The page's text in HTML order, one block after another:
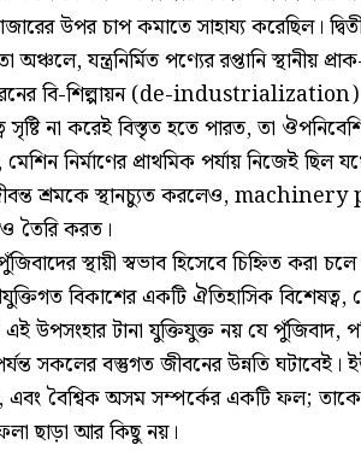
উপর চাপ কমাতে সাহায্য করেছিল।
যন্ত্রনির্মিত পণ্যের রপ্তানি স্থানীয়
বি-শিল্পায়ন (de-industrialization)
না করেই বিস্তৃত হতে পারত, তা
নির্মাণের প্রাথমিক পর্যায় নিজেই ছিল
শ্রমকে স্থানচ্যুত করলেও,
তৈরি করত।
স্থায়ী স্বভাব হিসেবে চিহ্নিত করা চলে
বিকাশের একটি ঐতিহাসিক বিশেষত্ব,
টানা যুক্তিযুক্ত নয় যে পুঁজিবাদ,
সকলের বস্তুগত জীবনের উন্নতি ঘটাবেই।
এবং বৈশ্বিক অসম সম্পর্কের একটি ফল;
ছাড়া আর কিছু নয়।